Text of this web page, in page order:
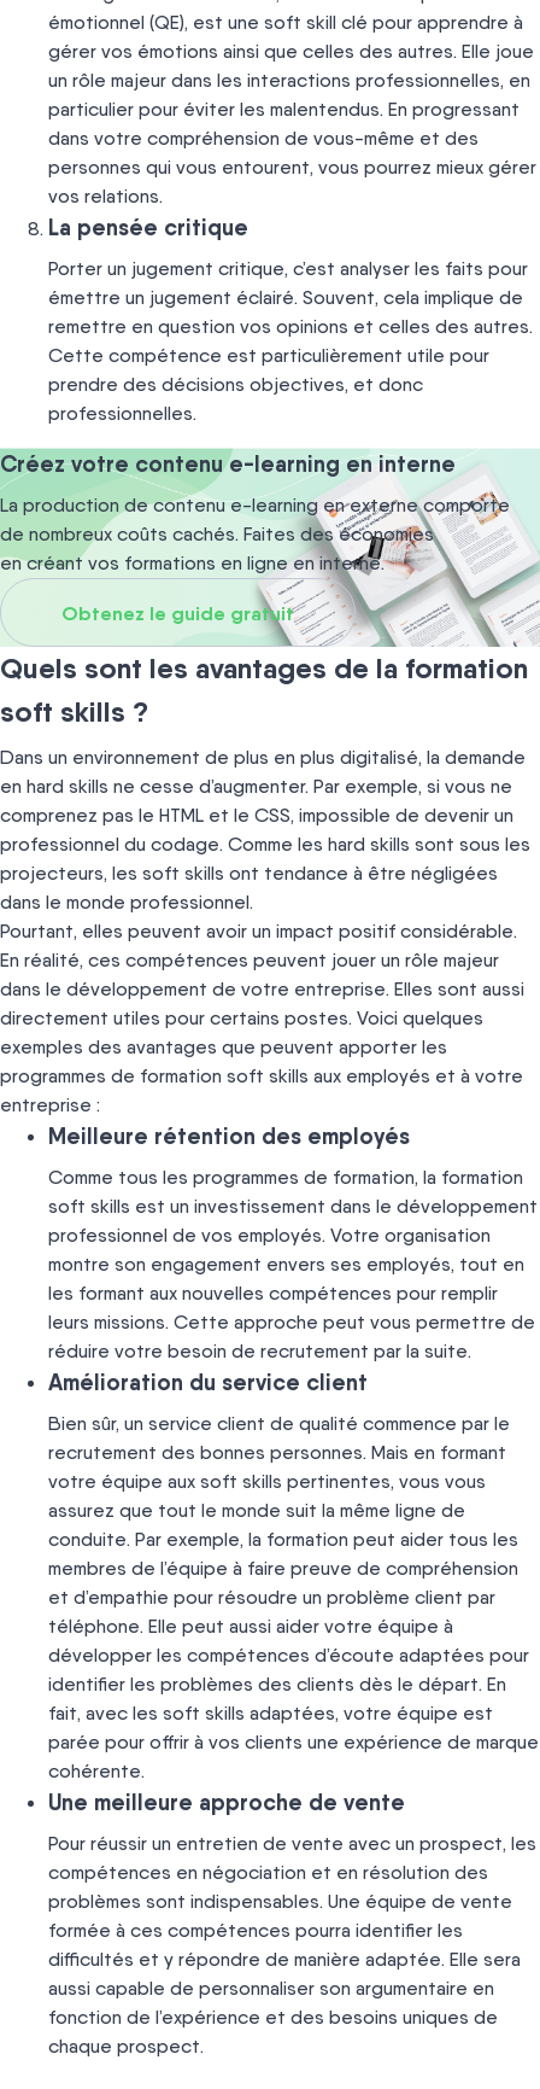
émotionnel (QE), est une soft skill clé pour apprendre à
gérer vos émotions ainsi que celles des autres. Elle joue
un rôle majeur dans les interactions professionnelles, en
particulier pour éviter les malentendus. En progressant
dans votre compréhension de vous-même et des
personnes qui vous entourent, vous pourrez mieux gérer
vos relations.
La pensée critique
Porter un jugement critique, c’est analyser les faits pour
émettre un jugement éclairé. Souvent, cela implique de
remettre en question vos opinions et celles des autres.
Cette compétence est particulièrement utile pour
prendre des décisions objectives, et donc
professionnelles.
Créez votre contenu e-learning en interne
La production de contenu e-learning en externecomporte
de nombreux coûts cachés. Faites deséconomies
en créant vos formations en ligne en interne.
Obtenez le guide gratuit
Quels sont les avantages de la formation
soft skills ?
Dans un environnement de plus en plus digitalisé, la demande
en hard skills ne cesse d’augmenter. Par exemple, si vous ne
comprenez pas le HTML et le CSS, impossible de devenir un
professionnel du codage. Comme les hard skills sont sous les
projecteurs, les soft skills ont tendance à être négligées
dans le monde professionnel.
Pourtant, elles peuvent avoir un impact positif considérable.
En réalité, ces compétences peuvent jouer un rôle majeur
dans le développement de votre entreprise. Elles sont aussi
directement utiles pour certains postes. Voici quelques
exemples des avantages que peuvent apporter les
programmes de formation soft skills aux employés et à votre
entreprise :
Meilleure rétention des employés
Comme tous les programmes de formation, la formation
soft skills est un investissement dans le développement
professionnel de vos employés. Votre organisation
montre son engagement envers ses employés, tout en
les formant aux nouvelles compétences pour remplir
leurs missions. Cette approche peut vous permettre de
réduire votre besoin de recrutement par la suite.
Amélioration du service client
Bien sûr, un service client de qualité commence par le
recrutement des bonnes personnes. Mais en formant
votre équipe aux soft skills pertinentes, vous vous
assurez que tout le monde suit la même ligne de
conduite. Par exemple, la formation peut aider tous les
membres de l’équipe à faire preuve de compréhension
et d’empathie pour résoudre un problème client par
téléphone. Elle peut aussi aider votre équipe à
développer les compétences d’écoute adaptées pour
identifier les problèmes des clients dès le départ. En
fait, avec les soft skills adaptées, votre équipe est
parée pour offrir à vos clients une expérience de marque
cohérente.
Une meilleure approche de vente
Pour réussir un entretien de vente avec un prospect, les
compétences en négociation et en résolution des
problèmes sont indispensables. Une équipe de vente
formée à ces compétences pourra identifier les
difficultés et y répondre de manière adaptée. Elle sera
aussi capable de personnaliser son argumentaire en
fonction de l’expérience et des besoins uniques de
chaque prospect.